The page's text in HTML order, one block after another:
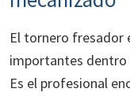
El tornero fresador
importantes dentro
Es el profesional